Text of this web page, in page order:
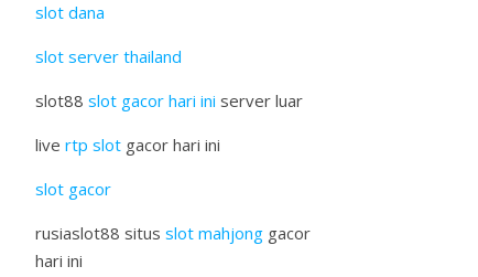
slot dana
slot server thailand
slot88 slot gacor hari ini server luar
live rtp slot gacor hari ini
slot gacor
rusiaslot88 situs slot mahjong gacor
hari ini